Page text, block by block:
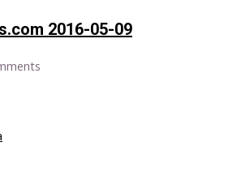
2016-05-09